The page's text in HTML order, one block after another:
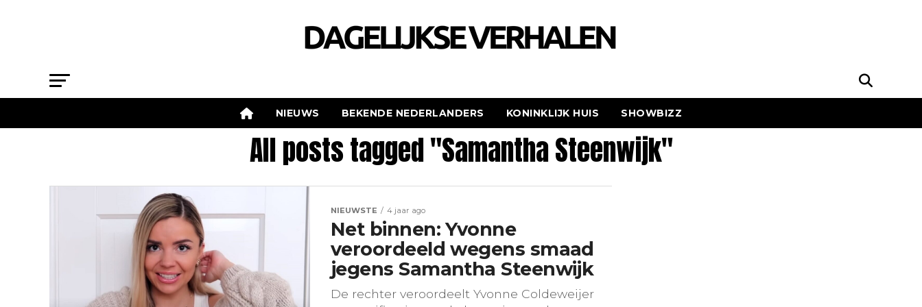
NIEUWS BEKENDE NEDERLANDERS KONINKLIJK HUIS SHOWBIZZ
All posts tagged "Samantha Steenwijk"
NIEUWSTE 4 jaar ago
Net binnen: Yvonne
veroordeeld wegens smaad
jegens Samantha Steenwijk
De rechter veroordeelt Yvonne Coldeweijer